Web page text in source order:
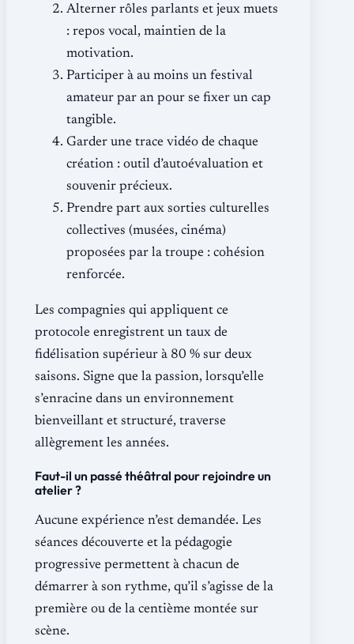
Alterner rôles parlants et jeux muets
: repos vocal, maintien de la
motivation.
Participer à au moins un festival
amateur par an pour se fixer un cap
tangible.
Garder une trace vidéo de chaque
création : outil d’autoévaluation et
souvenir précieux.
Prendre part aux sorties culturelles
collectives (musées, cinéma)
proposées par la troupe : cohésion
renforcée.
Les compagnies qui appliquent ce
protocole enregistrent un taux de
fidélisation supérieur à 80 % sur deux
saisons. Signe que la passion, lorsqu’elle
s’enracine dans un environnement
bienveillant et structuré, traverse
allègrement les années.
Faut-il un passé théâtral pour rejoindre un
atelier ?
Aucune expérience n’est demandée. Les
séances découverte et la pédagogie
progressive permettent à chacun de
démarrer à son rythme, qu’il s’agisse de la
première ou de la centième montée sur
scène.